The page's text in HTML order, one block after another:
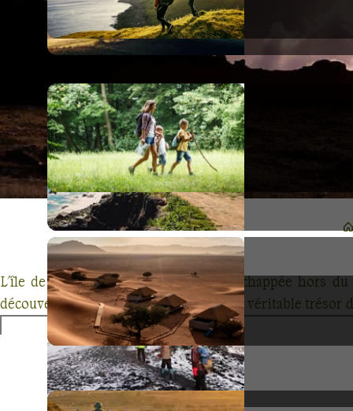
L'île de Senja vous attend pour une échappée hors
découverte de cette perle norvégienne, véritable trésor
de navigation en bateau, de pêche traditionnelle ou
Laissez-vous transporter par la beauté de ses
pêcheurs authentiques. Embarquez avec nous pour
norvégiens.